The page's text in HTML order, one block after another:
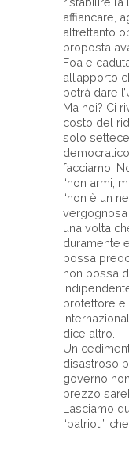
affiancare,
altrettanto
proposta
Foa e
all’apporto
potrà dare
Ma noi? Ci
costo del
solo
facciamo.
“non armi,
“non è un
una volta
duramente
possa
non possa
protettore e
dice altro.
Un
disastroso
governo
prezzo
Lasciamo
“patrioti”